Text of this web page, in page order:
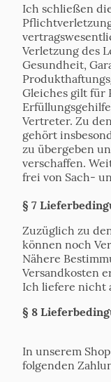
Ich schließen
Verletzung des
Gesundheit,
Gleiches gilt für
Vertreter. Zu
gehört
zu übergeben
verschaffen.
frei von Sach-
§ 7
Zuzüglich zu
können noch
Nähere
Versandkosten
Ich liefere nicht
§ 8
In unserem
folgenden